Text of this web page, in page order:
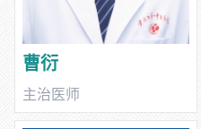
曹衍
主治医师